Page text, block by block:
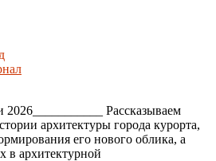
Рассказываем
архитектуры города курорта,
его нового облика, а
в архитектурной